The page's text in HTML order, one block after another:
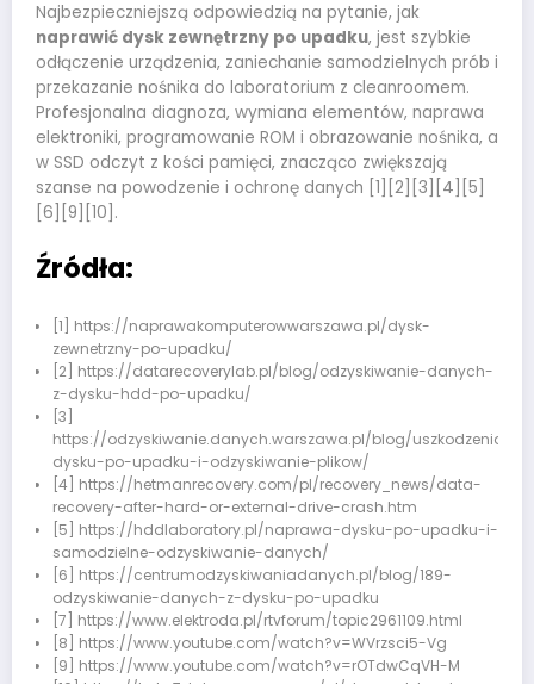
Najbezpieczniejszą odpowiedzią na pytanie, jak
naprawić dysk zewnętrzny po upadku, jest szybkie
odłączenie urządzenia, zaniechanie samodzielnych prób i
przekazanie nośnika do laboratorium z cleanroomem.
Profesjonalna diagnoza, wymiana elementów, naprawa
elektroniki, programowanie ROM i obrazowanie nośnika, a
w SSD odczyt z kości pamięci, znacząco zwiększają
szanse na powodzenie i ochronę danych [1][2][3][4][5]
[6][9][10].
Źródła:
[1] https://naprawakomputerowwarszawa.pl/dysk-
zewnetrzny-po-upadku/
[2] https://datarecoverylab.pl/blog/odzyskiwanie-danych-
z-dysku-hdd-po-upadku/
[3]
https://odzyskiwanie.danych.warszawa.pl/blog/uszkodzenia-
dysku-po-upadku-i-odzyskiwanie-plikow/
[4] https://hetmanrecovery.com/pl/recovery_news/data-
recovery-after-hard-or-external-drive-crash.htm
[5] https://hddlaboratory.pl/naprawa-dysku-po-upadku-i-
samodzielne-odzyskiwanie-danych/
[6] https://centrumodzyskiwaniadanych.pl/blog/189-
odzyskiwanie-danych-z-dysku-po-upadku
[7] https://www.elektroda.pl/rtvforum/topic2961109.html
[8] https://www.youtube.com/watch?v=WVrzsci5-Vg
[9] https://www.youtube.com/watch?v=rOTdwCqVH-M